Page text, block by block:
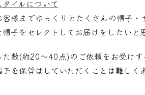
イルについて
様までゆっくりとたくさんの帽子
子をセレクトしてお届けをしたいと
た数(約20～40点)のご依頼をお受け
子を保管はしていただくことは難しく